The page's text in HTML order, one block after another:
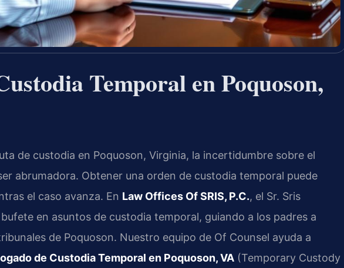
Temporal en Poquoson,
de custodia en Poquoson, Virginia, la incertidumbre sobre el
abrumadora. Obtener una orden de custodia temporal puede
el caso avanza. En Law Offices Of SRIS, P.C., el Sr. Sris
en asuntos de custodia temporal, guiando a los padres a
de Poquoson. Nuestro equipo de Of Counsel ayuda a
de Custodia Temporal en Poquoson, VA (Temporary Custody